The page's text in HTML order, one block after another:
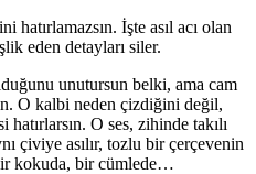
hatırlamazsın. İşte asıl acı olan
eden detayları siler.
unutursun belki, ama cam
O kalbi neden çizdiğini değil,
hatırlarsın. O ses, zihinde takılı
çiviye asılır, tozlu bir çerçevenin
kokuda, bir cümlede…